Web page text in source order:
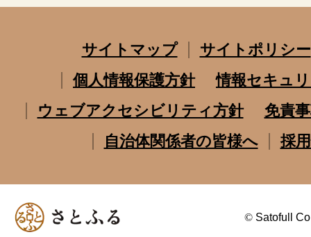
サイトマップ
サイトポリシー
個人情報保護方針
情報セキュ
ウェブアクセシビリティ方針
免責
自治体関係者の皆様へ
採
© Satofull